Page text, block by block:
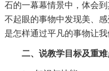
石的一幕幕情景中，体会
不起眼的事物中发现美、
是怎样通过平凡的事物让
二、说教学目标及重难